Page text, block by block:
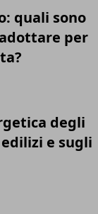
quali sono
per
degli
e sugli